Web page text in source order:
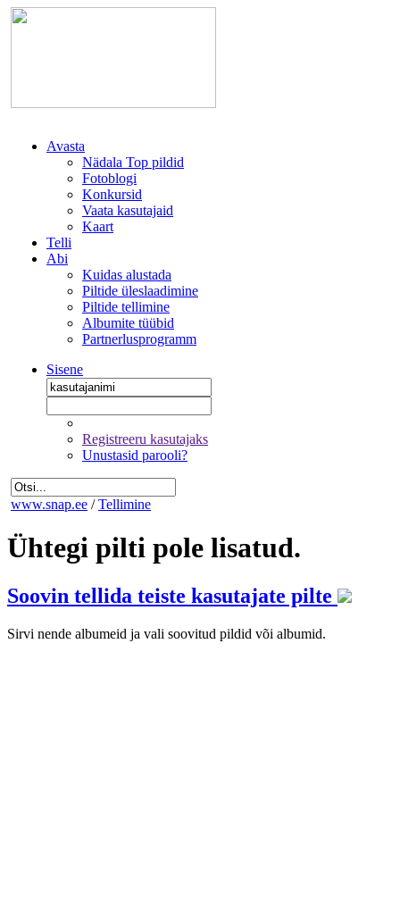
Avasta
Nädala Top pildid
Fotoblogi
Konkursid
Vaata kasutajaid
Kaart
Telli
Abi
Kuidas alustada
Piltide üleslaadimine
Piltide tellimine
Albumite tüübid
Partnerlusprogramm
Sisene
Registreeru kasutajaks
Unustasid parooli?
www.snap.ee / Tellimine
Ühtegi pilti pole lisatud.
Soovin tellida teiste kasutajate pilte
Sirvi nende albumeid ja vali soovitud pildid või albumid.